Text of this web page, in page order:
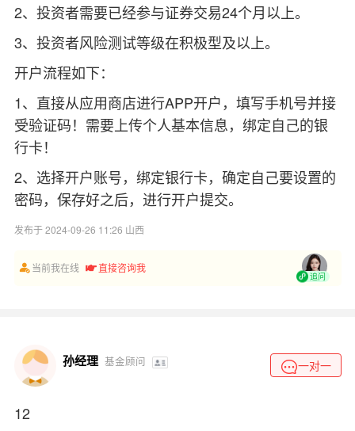
2、 投资者需要已经参与证券交易24个月以上。
3、 投资者风险测试等级在积极型及以上。
开户流程如下：
1、直接从应用商店进行APP开户，填写手机号并接
受验证码！需要上传个人基本信息，绑定自己的银
行卡！
2、选择开户账号，绑定银行卡，确定自己要设置的
密码，保存好之后，进行开户提交。
发布于 2024-09-26 11:26 山西
当前我在线 直接咨询我
追问
孙经理 基金顾问 一对一
‌12